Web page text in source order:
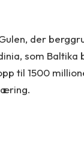
der
som Baltika
til 1500